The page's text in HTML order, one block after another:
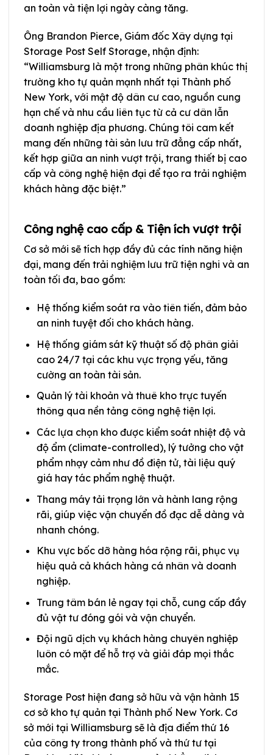
an toàn và tiện lợi ngày càng tăng.
Ông Brandon Pierce, Giám đốc Xây dựng tại
Storage Post Self Storage, nhận định:
“Williamsburg là một trong những phân khúc thị
trường kho tự quản mạnh nhất tại Thành phố
New York, với mật độ dân cư cao, nguồn cung
hạn chế và nhu cầu liên tục từ cả cư dân lẫn
doanh nghiệp địa phương. Chúng tôi cam kết
mang đến những tài sản lưu trữ đẳng cấp nhất,
kết hợp giữa an ninh vượt trội, trang thiết bị cao
cấp và công nghệ hiện đại để tạo ra trải nghiệm
khách hàng đặc biệt.”
Công nghệ cao cấp & Tiện ích vượt trội
Cơ sở mới sẽ tích hợp đầy đủ các tính năng hiện
đại, mang đến trải nghiệm lưu trữ tiện nghi và an
toàn tối đa, bao gồm:
Hệ thống kiểm soát ra vào tiên tiến, đảm bảo
an ninh tuyệt đối cho khách hàng.
Hệ thống giám sát kỹ thuật số độ phân giải
cao 24/7 tại các khu vực trọng yếu, tăng
cường an toàn tài sản.
Quản lý tài khoản và thuê kho trực tuyến
thông qua nền tảng công nghệ tiện lợi.
Các lựa chọn kho được kiểm soát nhiệt độ và
độ ẩm (climate-controlled), lý tưởng cho vật
phẩm nhạy cảm như đồ điện tử, tài liệu quý
giá hay tác phẩm nghệ thuật.
Thang máy tải trọng lớn và hành lang rộng
rãi, giúp việc vận chuyển đồ đạc dễ dàng và
nhanh chóng.
Khu vực bốc dỡ hàng hóa rộng rãi, phục vụ
hiệu quả cả khách hàng cá nhân và doanh
nghiệp.
Trung tâm bán lẻ ngay tại chỗ, cung cấp đầy
đủ vật tư đóng gói và vận chuyển.
Đội ngũ dịch vụ khách hàng chuyên nghiệp
luôn có mặt để hỗ trợ và giải đáp mọi thắc
mắc.
Storage Post hiện đang sở hữu và vận hành 15
cơ sở kho tự quản tại Thành phố New York. Cơ
sở mới tại Williamsburg sẽ là địa điểm thứ 16
của công ty trong thành phố và thứ tư tại